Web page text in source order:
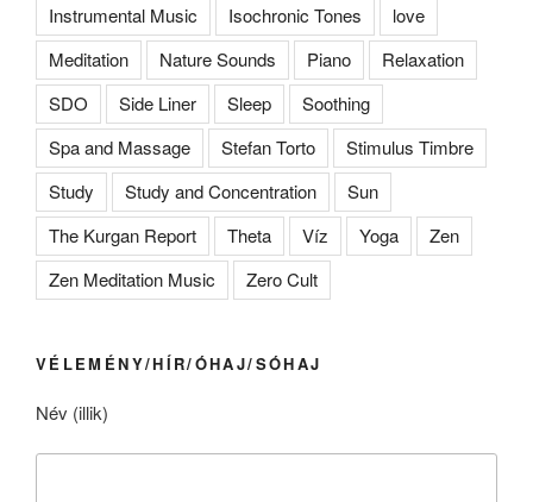
Instrumental Music Isochronic Tones
love
Meditation
Nature Sounds Piano
Relaxation
SDO
Side Liner Sleep
Soothing
Spa and Massage
Stefan Torto
Stimulus Timbre
Study
Study and Concentration
Sun
The Kurgan Report
Theta Víz Yoga
Zen
Zen Meditation Music
Zero Cult
VÉLEMÉNY/HÍR/ÓHAJ/SÓHAJ
Név (illik)